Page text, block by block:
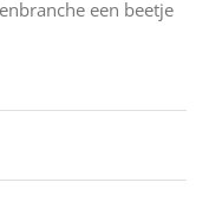
een beetje